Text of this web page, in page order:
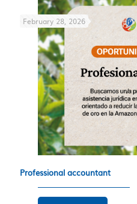
February 28, 2026
Professional accountant